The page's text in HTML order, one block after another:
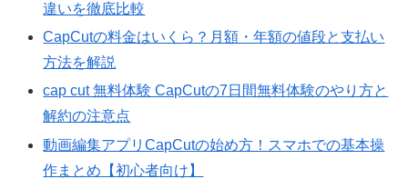
違いを徹底比較
CapCutの料金はいくら？月額・年額の値段と支払い
方法を解説
cap cut 無料体験 CapCutの7日間無料体験のやり方と
解約の注意点
動画編集アプリCapCutの始め方！スマホでの基本操
作まとめ【初心者向け】